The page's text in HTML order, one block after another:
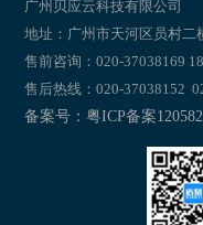
广州贝应云科技有限公司
地址：广州市天河区员村二
售前咨询：020-37038169
售后热线：020-37038152
备案号：粤ICP备案